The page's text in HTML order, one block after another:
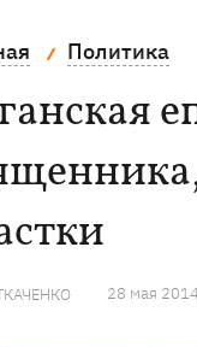
Политика
28 мая